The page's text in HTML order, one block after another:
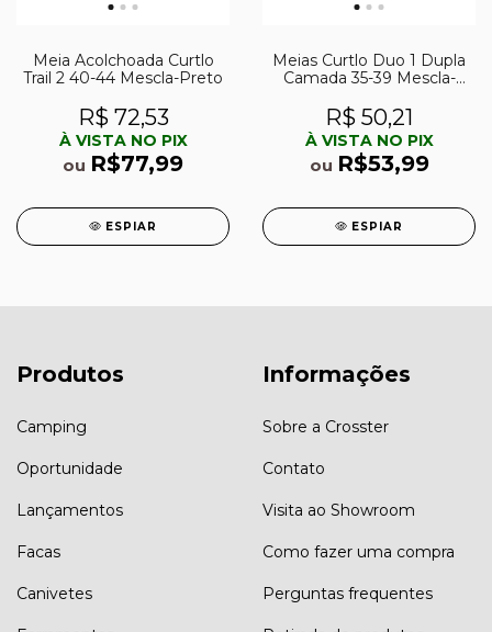
Meia Acolchoada Curtlo
Trail 2 40-44 Mescla-Preto
R$ 72,53
À VISTA NO PIX
ou R$77,99
ESPIAR
Meias Curtlo Duo 1 Dupla
Camada 35-39 Mescla-
R$ 50,21
À VISTA NO PIX
ou R$53,99
ESPIAR
Produtos
Camping
Oportunidade
Lançamentos
Facas
Canivetes
Informações
Sobre a Crosster
Contato
Visita ao Showroom
Como fazer uma compra
Perguntas frequentes